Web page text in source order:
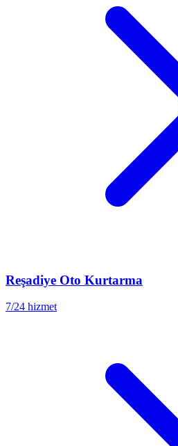
Reşadiye Oto Kurtarma
7/24 hizmet